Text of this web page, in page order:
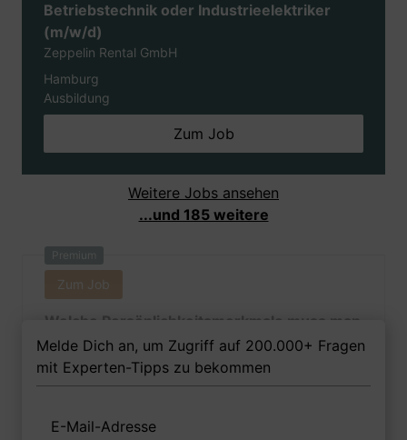
Betriebstechnik oder Industrieelektriker
(m/w/d)
Zeppelin Rental GmbH
Hamburg
Ausbildung
Zum Job
Weitere Jobs ansehen
...und 185 weitere
Premium
Zum Job
Welche Persönlichkeitsmerkmale muss man
als Elektronikerin Ihrer Meinung nach
besitzen, um in dem Job erfolgreich zu
sein?
Melde Dich an, um Zugriff auf 200.000+ Fragen
mit Experten-Tipps zu bekommen
E-Mail-Adresse